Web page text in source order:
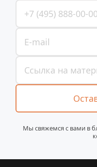
Мы свяжемся с вами в